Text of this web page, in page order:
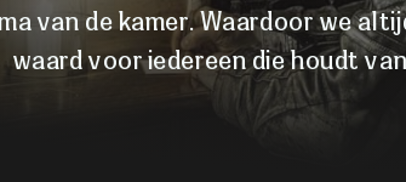
van de kamer. Waardoor we
waard voor iedereen die houdt